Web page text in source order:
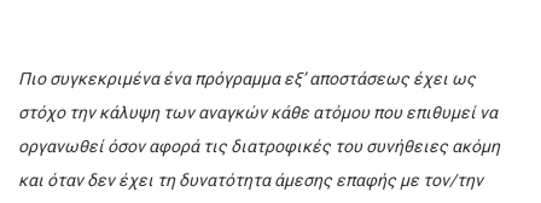
Πιο συγκεκριμένα ένα πρόγραμμα εξ’ αποστάσεως έχει ως
στόχο την κάλυψη των αναγκών κάθε ατόμου που επιθυμεί να
οργανωθεί όσον αφορά τις διατροφικές του συνήθειες ακόμη
και όταν δεν έχει τη δυνατότητα άμεσης επαφής με τον/την